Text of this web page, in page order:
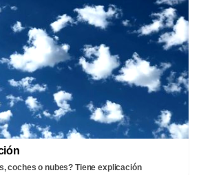
coches o nubes? Tiene explicación